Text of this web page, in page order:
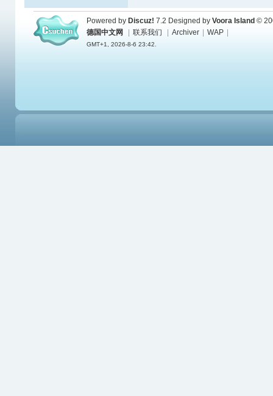
Powered by Discuz! 7.2 Designed by Voora Island ©
德国中文网
联系我们 Archiver WAP
GMT+1, 2026-8-6 23:42.